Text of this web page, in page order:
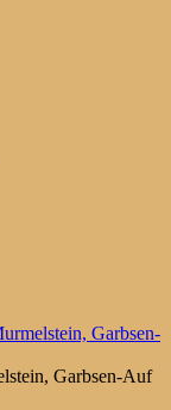
Garbsen-
Garbsen-Auf